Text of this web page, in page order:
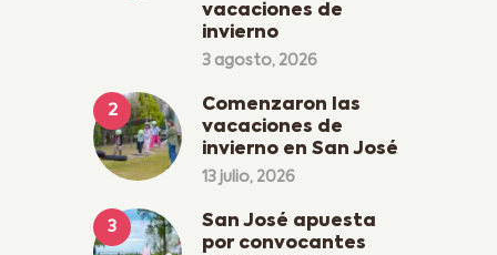
vacaciones de
invierno
3 agosto, 2026
Comenzaron las
vacaciones de
invierno en San José
13 julio, 2026
San José apuesta
por convocantes